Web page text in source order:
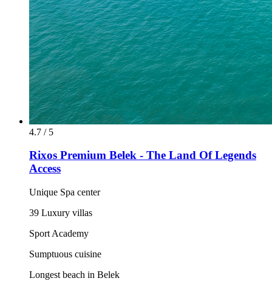
4.7 / 5
Rixos Premium Belek - The Land Of Legends
Access
Unique Spa center
39 Luxury villas
Sport Academy
Sumptuous cuisine
Longest beach in Belek